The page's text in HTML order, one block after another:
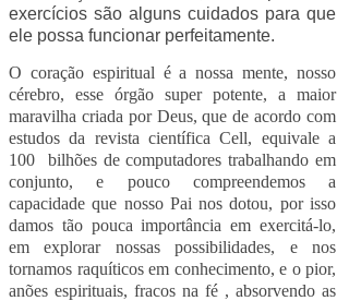
exercícios são alguns cuidados para que
ele possa funcionar perfeitamente.
O coração espiritual é a nossa mente, nosso
cérebro, esse órgão super potente, a maior
maravilha criada por Deus, que de acordo com
estudos da revista científica Cell, equivale a
100 bilhões de computadores trabalhando em
conjunto, e pouco compreendemos a
capacidade que nosso Pai nos dotou, por isso
damos tão pouca importância em exercitá-lo,
em explorar nossas possibilidades, e nos
tornamos raquíticos em conhecimento, e o pior,
anões espirituais, fracos na fé , absorvendo as